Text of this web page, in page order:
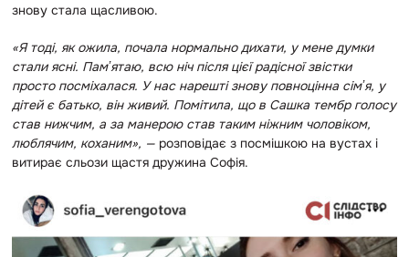
знову стала щасливою.
«Я тоді, як ожила, почала нормально дихати, у мене думки
стали ясні. Памʼятаю, всю ніч після цієї радісної звістки
просто посміхалася. У нас нарешті знову повноцінна сімʼя, у
дітей є батько, він живий. Помітила, що в Сашка тембр голосу
став нижчим, а за манерою став таким ніжним чоловіком,
люблячим, коханим», — розповідає з посмішкою на вустах і
витирає сльози щастя дружина Софія.